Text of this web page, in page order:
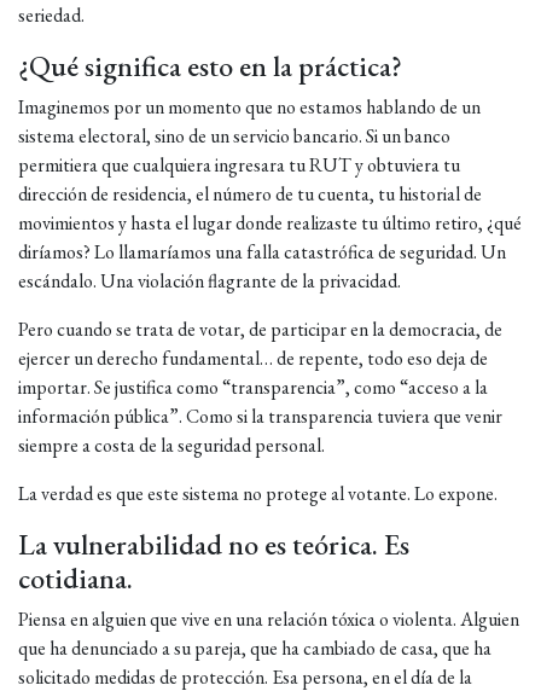
seriedad.
¿Qué significa esto en la práctica?
Imaginemos por un momento que no estamos hablando de un
sistema electoral, sino de un servicio bancario. Si un banco
permitiera que cualquiera ingresara tu RUT y obtuviera tu
dirección de residencia, el número de tu cuenta, tu historial de
movimientos y hasta el lugar donde realizaste tu último retiro, ¿qué
diríamos? Lo llamaríamos una falla catastrófica de seguridad. Un
escándalo. Una violación flagrante de la privacidad.
Pero cuando se trata de votar, de participar en la democracia, de
ejercer un derecho fundamental… de repente, todo eso deja de
importar. Se justifica como “transparencia”, como “acceso a la
información pública”. Como si la transparencia tuviera que venir
siempre a costa de la seguridad personal.
La verdad es que este sistema no protege al votante. Lo expone.
La vulnerabilidad no es teórica. Es
cotidiana.
Piensa en alguien que vive en una relación tóxica o violenta. Alguien
que ha denunciado a su pareja, que ha cambiado de casa, que ha
solicitado medidas de protección. Esa persona, en el día de la